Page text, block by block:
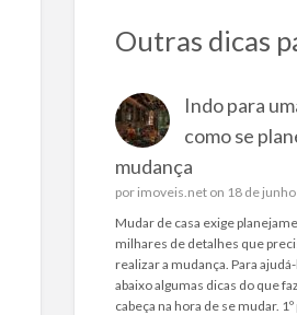
Outras dicas
Indo para
como se
mudança
por imoveis.neton 18 de
Mudar de casa exige
milhares de detalhes que
realizar a mudança. Para
abaixo algumas dicas do que
cabeça na hora de se mudar.